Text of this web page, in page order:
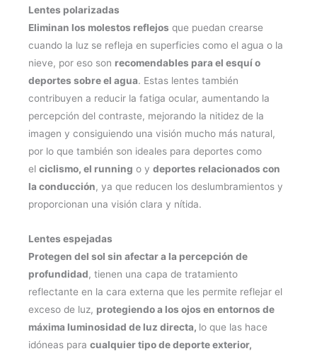
Lentes polarizadas
Eliminan los molestos reflejos que puedan crearse
cuando la luz se refleja en superficies como el agua o la
nieve, por eso son recomendables para el esquí o
deportes sobre el agua. Estas lentes también
contribuyen a reducir la fatiga ocular, aumentando la
percepción del contraste, mejorando la nitidez de la
imagen y consiguiendo una visión mucho más natural,
por lo que también son ideales para deportes como
el ciclismo, el running o y deportes relacionados con
la conducción, ya que reducen los deslumbramientos y
proporcionan una visión clara y nítida.
Lentes espejadas
Protegen del sol sin afectar a la percepción de
profundidad, tienen una capa de tratamiento
reflectante en la cara externa que les permite reflejar el
exceso de luz, protegiendo a los ojos en entornos de
máxima luminosidad de luz directa, lo que las hace
idóneas para cualquier tipo de deporte exterior,